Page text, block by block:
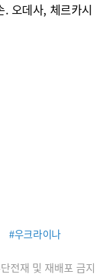
오데사, 체르카시
#우크라이나
전재 및 재배포 금지